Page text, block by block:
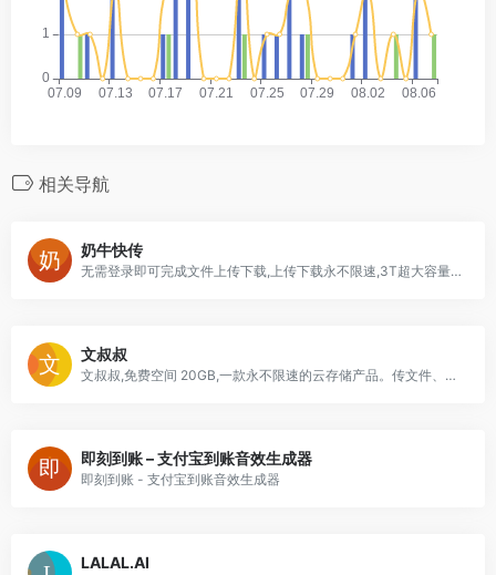
相关导航
奶牛快传
无需登录即可完成文件上传下载,上传下载永不限速,3T超大容量网盘空间,最大可支持20GB大文件传输,奶牛快传已经成为全中国最快的文件传输服务之一
文叔叔
文叔叔,免费空间 20GB,一款永不限速的云存储产品。传文件、收文件、网盘,还支持历史记录等高级功能
即刻到账 – 支付宝到账音效生成器
即刻到账 - 支付宝到账音效生成器
LALAL.AI